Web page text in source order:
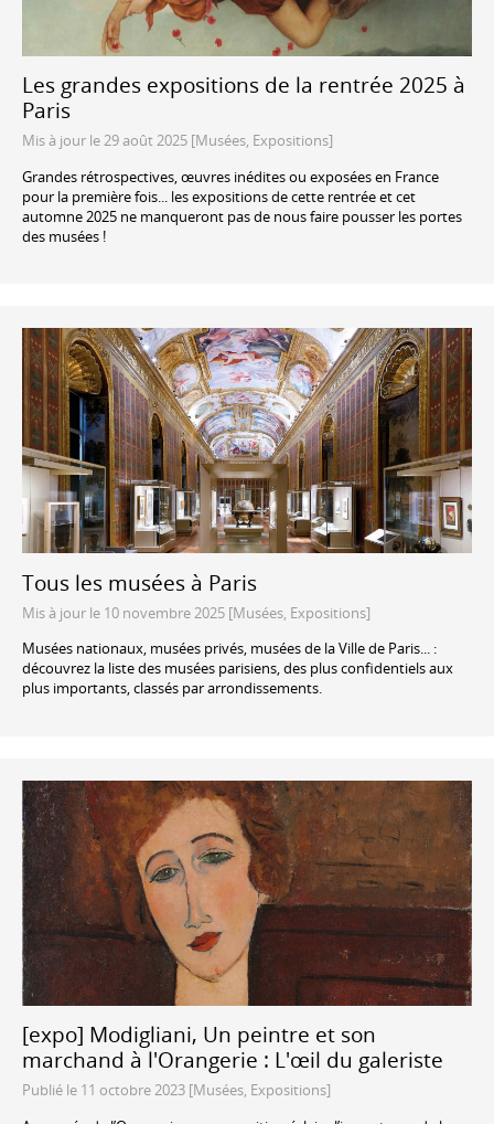
Les grandes expositions de la rentrée 2025 à
Paris
Mis à jour le 29 août 2025 [Musées, Expositions]
Grandes rétrospectives, œuvres inédites ou exposées en France
pour la première fois... les expositions de cette rentrée et cet
automne 2025 ne manqueront pas de nous faire pousser les portes
des musées !
Tous les musées à Paris
Mis à jour le 10 novembre 2025 [Musées, Expositions]
Musées nationaux, musées privés, musées de la Ville de Paris... :
découvrez la liste des musées parisiens, des plus confidentiels aux
plus importants, classés par arrondissements.
[expo] Modigliani, Un peintre et son
marchand à l'Orangerie : L'œil du galeriste
Publié le 11 octobre 2023 [Musées, Expositions]